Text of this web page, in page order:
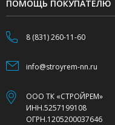
ПОМОЩЬ ПОКУПАТЕЛЮ
8 (831) 260-11-60
info@stroyrem-nn.ru
ООО ТК «СТРОЙРЕМ»
ИНН.5257199108
ОГРН.1205200037646